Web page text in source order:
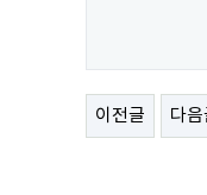
이전글 다음